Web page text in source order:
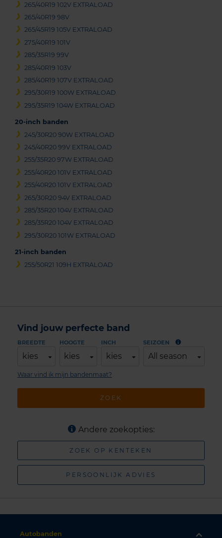
265/40R19 102V EXTRALOAD
265/40R19 98V
265/45R19 105V EXTRALOAD
275/40R19 101V
285/35R19 99V
285/40R19 103V
285/40R19 107V EXTRALOAD
295/30R19 100W EXTRALOAD
295/35R19 104W EXTRALOAD
20-inch banden
245/30R20 90W EXTRALOAD
245/40R20 99V EXTRALOAD
255/35R20 97W EXTRALOAD
255/40R20 101V EXTRALOAD
255/40R20 101V EXTRALOAD
265/30R20 94V EXTRALOAD
285/35R20 104V EXTRALOAD
285/35R20 104V EXTRALOAD
295/30R20 101W EXTRALOAD
21-inch banden
255/50R21 109H EXTRALOAD
Vind jouw perfecte band
BREEDTE
kies
HOOGTE
kies
INCH
kies
SEIZOEN
All season
ZOEK
Waar vind ik mijn bandenmaat?
Andere zoekopties:
ZOEK OP KENTEKEN
PERSOONLIJK ADVIES
Autobanden